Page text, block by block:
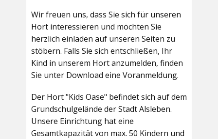
Wir freuen uns, dass Sie sich für unseren
Hort interessieren und möchten Sie
herzlich einladen auf unseren Seiten zu
stöbern. Falls Sie sich entschließen, Ihr
Kind in unserem Hort anzumelden, finden
Sie unter Download eine Voranmeldung.
Der Hort "Kids Oase" befindet sich auf dem
Grundschulgelände der Stadt Alsleben.
Unsere Einrichtung hat eine
Gesamtkapazität von max. 50 Kindern und